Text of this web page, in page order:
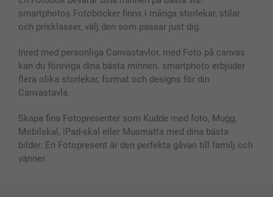
Skal till Mobil & Surfplatta
MyNameBook
Fotoramar & Tillbehör
Presentkort
Alla fotoprodukter
Sitemap
Villkor och garantier
smartbonus
Priser & betalning
smartphotos Fotoböcker finns i många storlekar, stilar
och prisklasser, välj den som passar just dig.
Inred med personliga Canvastavlor, med Foto på canvas
kan du föreviga dina bästa minnen. smartphoto erbjuder
flera olika storlekar, format och designs för din
Canvastavla.
Skapa fina Fotopresenter som Kudde med foto, Mugg,
Mobilskal, iPad-skal eller Musmatta med dina bästa
bilder. En Fotopresent är den perfekta gåvan till familj och
vänner.